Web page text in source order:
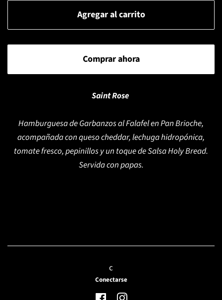
Agregar al carrito
Comprar ahora
Saint Rose
Hamburguesa de Garbanzos al Falafel en Pan Brioche,
acompañada con queso cheddar, lechuga hidropónica,
tomate fresco, pepinillos y un toque de Salsa Holy Bread.
Servida con papas.
c
Conectarse
FacebookInstagram